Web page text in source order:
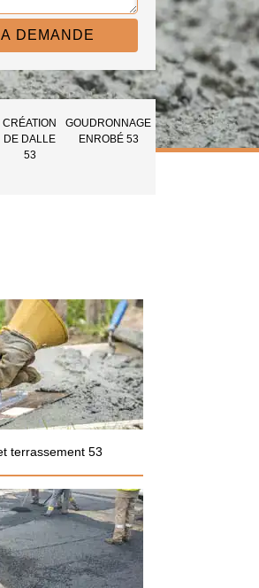
CRÉATION
DE DALLE
53
GOUDRONNAGE
ENROBÉ 53
terrassement 53